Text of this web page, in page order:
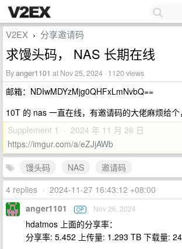
V2EX › 分享邀请码
求馒头码， NAS 长期在线
Byanger1101 at Nov 25, 2024 · 1120 views
邮箱：NDIwMDYzMjg0QHFxLmNvbQ==
10T 的 nas 一直在线，有邀请码的大佬麻烦给个
Supplement 1 · 2024 年 11 月 26 日
https://imgur.com/a/eZJjAWb
馒头码
NAS
邀请码
4 replies • 2024-11-27 16:43:12 +08:00
anger1101 OP Nov 26, 2024
hdatmos 上面的分享率：
分享率: 5.452 上传量: 1.293 TB 下载量: